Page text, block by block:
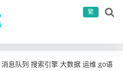
繁
消息队列 搜索引擎 大数据 运维 go语